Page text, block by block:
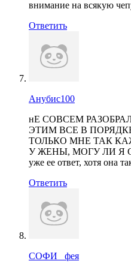
внимание на всякую
Ответить
Анубис100
нЕ СОВСЕМ
ЭТИМ ВСЕ В
ТОЛЬКО МНЕ ТАК
У ЖЕНЫ, МОГУ ЛИ Я
уже ее ответ, хотя она
Ответить
СОФИ_ фея